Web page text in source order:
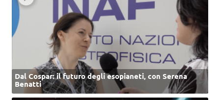
Dal Cospar: il futuro degli esopianeti, con Serena
Benatti